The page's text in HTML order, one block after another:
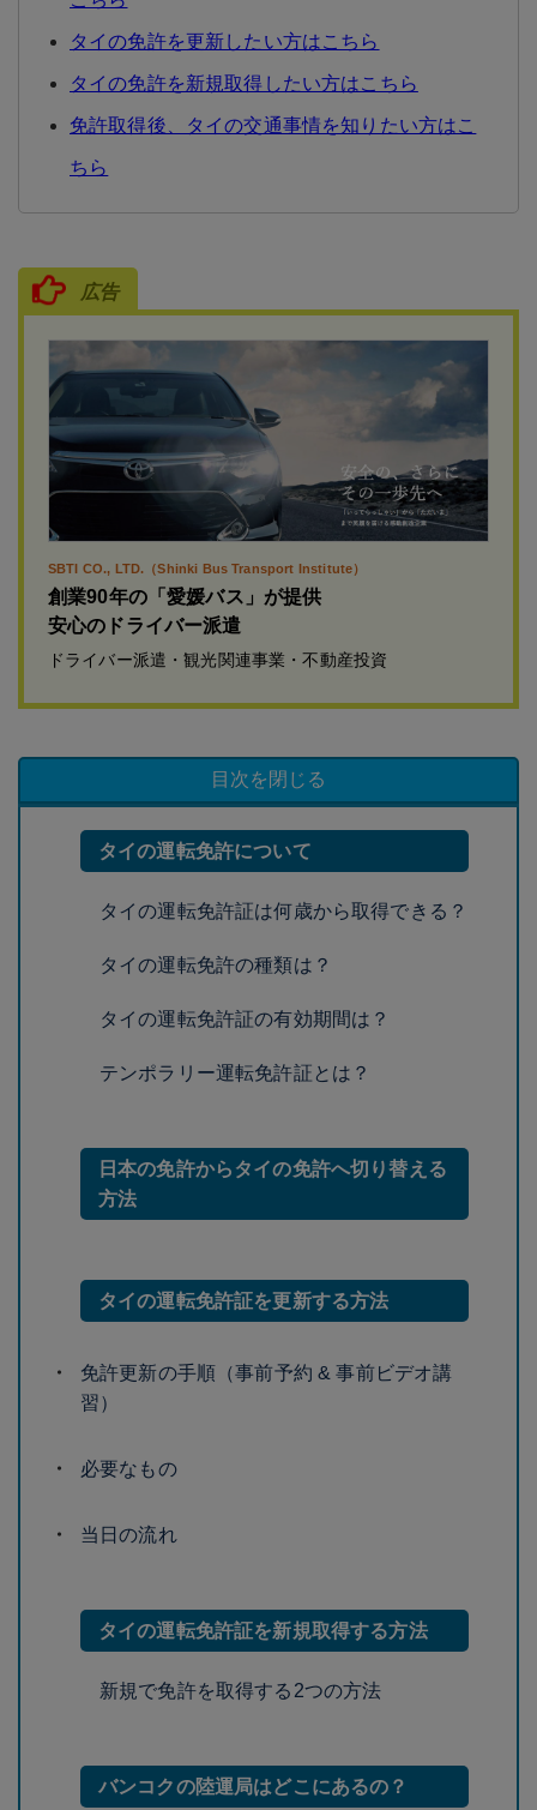
タイの免許を更新したい方はこちら
タイの免許を新規取得したい方はこちら
免許取得後、タイの交通事情を知りたい方はこ
ちら
広告
SBTI CO., LTD.（Shinki Bus Transport Institute）
創業90年の「愛媛バス」が提供
安心のドライバー派遣
ドライバー派遣・観光関連事業・不動産投資
目次を閉じる
タイの運転免許について
タイの運転免許証は何歳から取得できる？
タイの運転免許の種類は？
タイの運転免許証の有効期間は？
テンポラリー運転免許証とは？
日本の免許からタイの免許へ切り替える
方法
タイの運転免許証を更新する方法
免許更新の手順（事前予約 & 事前ビデオ講
習）
必要なもの
当日の流れ
タイの運転免許証を新規取得する方法
新規で免許を取得する2つの方法
バンコクの陸運局はどこにあるの？